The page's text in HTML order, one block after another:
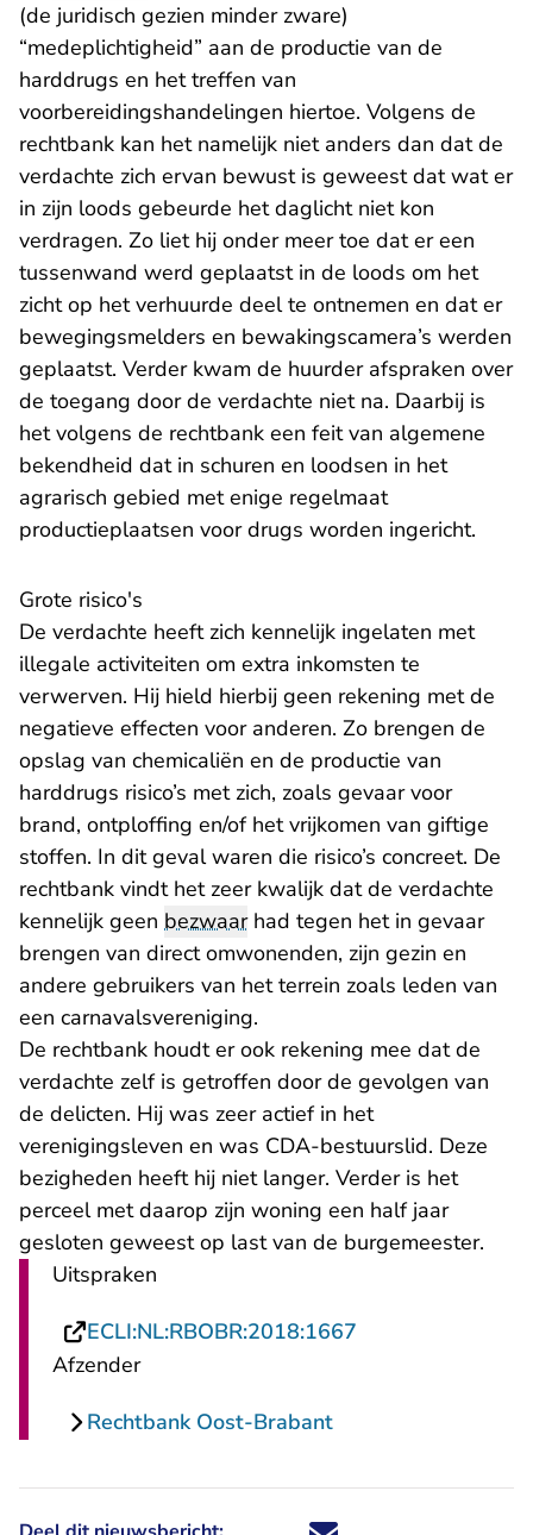
(de juridisch gezien minder zware)
“medeplichtigheid” aan de productie van de
harddrugs en het treffen van
voorbereidingshandelingen hiertoe. Volgens de
rechtbank kan het namelijk niet anders dan dat de
verdachte zich ervan bewust is geweest dat wat er
in zijn loods gebeurde het daglicht niet kon
verdragen. Zo liet hij onder meer toe dat er een
tussenwand werd geplaatst in de loods om het
zicht op het verhuurde deel te ontnemen en dat er
bewegingsmelders en bewakingscamera’s werden
geplaatst. Verder kwam de huurder afspraken over
de toegang door de verdachte niet na. Daarbij is
het volgens de rechtbank een feit van algemene
bekendheid dat in schuren en loodsen in het
agrarisch gebied met enige regelmaat
productieplaatsen voor drugs worden ingericht.
Grote risico's
De verdachte heeft zich kennelijk ingelaten met
illegale activiteiten om extra inkomsten te
verwerven. Hij hield hierbij geen rekening met de
negatieve effecten voor anderen. Zo brengen de
opslag van chemicaliën en de productie van
harddrugs risico’s met zich, zoals gevaar voor
brand, ontploffing en/of het vrijkomen van giftige
stoffen. In dit geval waren die risico’s concreet. De
rechtbank vindt het zeer kwalijk dat de verdachte
kennelijk geen bezwaarhad tegen het in gevaar
brengen van direct omwonenden, zijn gezin en
andere gebruikers van het terrein zoals leden van
een carnavalsvereniging.
De rechtbank houdt er ook rekening mee dat de
verdachte zelf is getroffen door de gevolgen van
de delicten. Hij was zeer actief in het
verenigingsleven en was CDA-bestuurslid. Deze
bezigheden heeft hij niet langer. Verder is het
perceel met daarop zijn woning een half jaar
gesloten geweest op last van de burgemeester.
Uitspraken
ECLI:NL:RBOBR:2018:1667
Afzender
Rechtbank Oost-Brabant